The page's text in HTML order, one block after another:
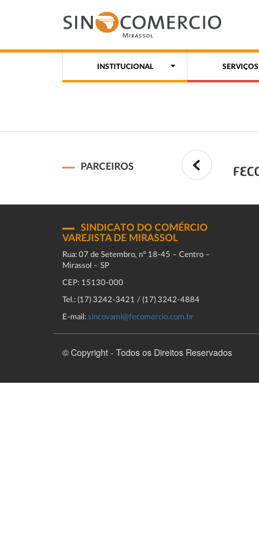
INSTITUCIONAL SERVIÇOS
PARCEIROS
SINDICATO DO COMÉRCIO
VAREJISTA DE MIRASSOL
Rua: 07 de Setembro, n° 18-45 – Centro –
Mirassol – SP
CEP: 15130-000
Tel.: (17) 3242-3421 / (17) 3242-4884
E-mail: sincovami@fecomercio.com.br
© Copyright - Todos os Direitos Reservados